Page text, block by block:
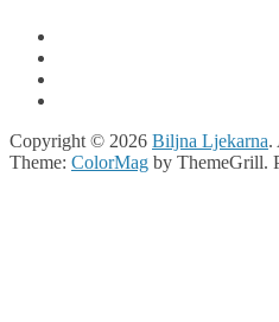
Copyright © 2026 Biljna Ljekarna.
Theme: ColorMag by ThemeGrill.